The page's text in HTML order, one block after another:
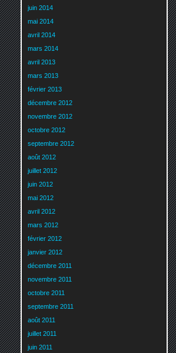
juin 2014
mai 2014
avril 2014
mars 2014
avril 2013
mars 2013
février 2013
décembre 2012
novembre 2012
octobre 2012
septembre 2012
août 2012
juillet 2012
juin 2012
mai 2012
avril 2012
mars 2012
février 2012
janvier 2012
décembre 2011
novembre 2011
octobre 2011
septembre 2011
août 2011
juillet 2011
juin 2011